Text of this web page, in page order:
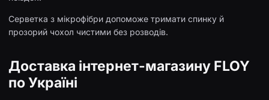
Серветка з мікрофібри допоможе тримати спинку й
прозорий чохол чистими без розводів.
Доставка інтернет-магазину FLOY
по Україні